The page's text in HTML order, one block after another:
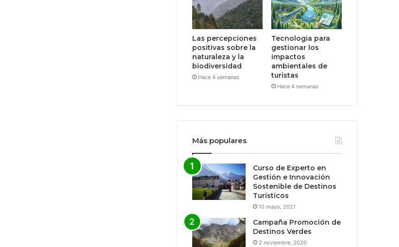
Las percepciones
positivas sobre la
naturaleza y la
biodiversidad
Hace 4 semanas
Tecnologia para
gestionar los
impactos
ambientales de
turistas
Hace 4 semanas
Más populares
Curso de Experto en
Gestión e Innovación
Sostenible de Destinos
Turísticos
10 mayo, 2021
Campaña Promoción de
Destinos Verdes
2 noviembre, 2020